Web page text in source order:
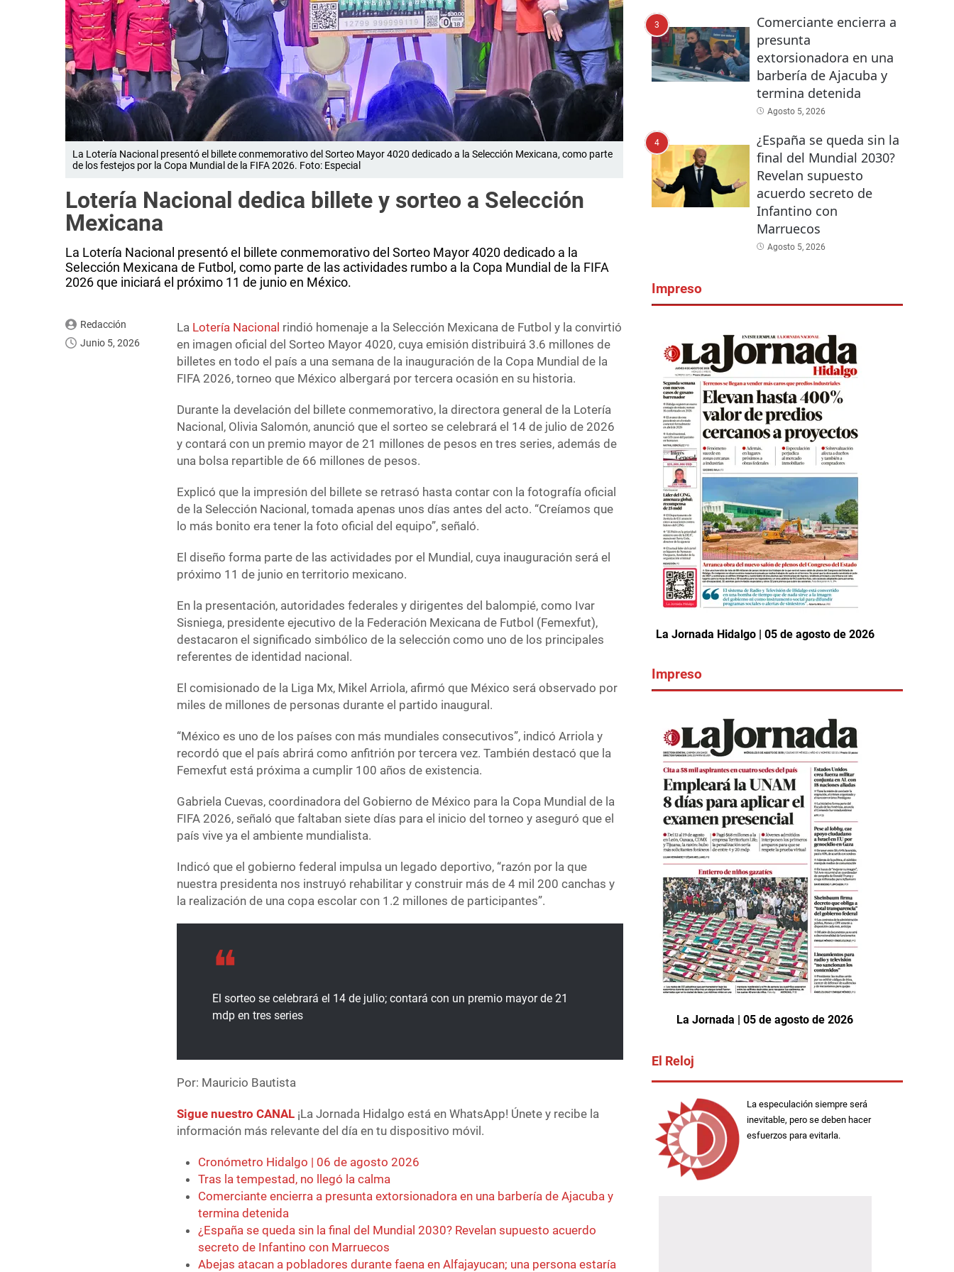
La Lotería Nacional presentó el billete conmemorativo del Sorteo Mayor 4020 dedicado a la Selección Mexicana, como parte
de los festejos por la Copa Mundial de la FIFA 2026. Foto: Especial
Lotería Nacional dedica billete y sorteo a Selección
Mexicana
La Lotería Nacional presentó el billete conmemorativo del Sorteo Mayor 4020 dedicado a la
Selección Mexicana de Futbol, como parte de las actividades rumbo a la Copa Mundial de la FIFA
2026 que iniciará el próximo 11 de junio en México.
Redacción
Junio 5, 2026
La Lotería Nacional rindió homenaje a la Selección Mexicana de Futbol y la convirtió
en imagen oficial del Sorteo Mayor 4020, cuya emisión distribuirá 3.6 millones de
billetes en todo el país a una semana de la inauguración de la Copa Mundial de la
FIFA 2026, torneo que México albergará por tercera ocasión en su historia.
Durante la develación del billete conmemorativo, la directora general de la Lotería
Nacional, Olivia Salomón, anunció que el sorteo se celebrará el 14 de julio de 2026
y contará con un premio mayor de 21 millones de pesos en tres series, además de
una bolsa repartible de 66 millones de pesos.
Explicó que la impresión del billete se retrasó hasta contar con la fotografía oficial
de la Selección Nacional, tomada apenas unos días antes del acto. “Creíamos que
lo más bonito era tener la foto oficial del equipo”, señaló.
El diseño forma parte de las actividades por el Mundial, cuya inauguración será el
próximo 11 de junio en territorio mexicano.
En la presentación, autoridades federales y dirigentes del balompié, como Ivar
Sisniega, presidente ejecutivo de la Federación Mexicana de Futbol (Femexfut),
destacaron el significado simbólico de la selección como uno de los principales
referentes de identidad nacional.
El comisionado de la Liga Mx, Mikel Arriola, afirmó que México será observado por
miles de millones de personas durante el partido inaugural.
“México es uno de los países con más mundiales consecutivos”, indicó Arriola y
recordó que el país abrirá como anfitrión por tercera vez. También destacó que la
Femexfut está próxima a cumplir 100 años de existencia.
Gabriela Cuevas, coordinadora del Gobierno de México para la Copa Mundial de la
FIFA 2026, señaló que faltaban siete días para el inicio del torneo y aseguró que el
país vive ya el ambiente mundialista.
Indicó que el gobierno federal impulsa un legado deportivo, “razón por la que
nuestra presidenta nos instruyó rehabilitar y construir más de 4 mil 200 canchas y
la realización de una copa escolar con 1.2 millones de participantes”.
El sorteo se celebrará el 14 de julio; contará con un premio mayor de 21
mdp en tres series
Por: Mauricio Bautista
Sigue nuestro CANAL ¡La Jornada Hidalgo está en WhatsApp! Únete y recibe la
información más relevante del día en tu dispositivo móvil.
Cronómetro Hidalgo | 06 de agosto 2026
Tras la tempestad, no llegó la calma
Comerciante encierra a presunta extorsionadora en una barbería de Ajacuba y
termina detenida
¿España se queda sin la final del Mundial 2030? Revelan supuesto acuerdo
secreto de Infantino con Marruecos
Abejas atacan a pobladores durante faena en Alfajayucan; una persona estaría
3
Comerciante encierra a
presunta
extorsionadora en una
barbería de Ajacuba y
termina detenida
Agosto 5, 2026
4
¿España se queda sin la
final del Mundial 2030?
Revelan supuesto
acuerdo secreto de
Infantino con
Marruecos
Agosto 5, 2026
Impreso
La Jornada Hidalgo | 05 de agosto de 2026
Impreso
La Jornada | 05 de agosto de 2026
El Reloj
La especulación siempre será
inevitable, pero se deben hacer
esfuerzos para evitarla.